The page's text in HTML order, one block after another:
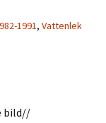
1991, Vattenlek
bild//